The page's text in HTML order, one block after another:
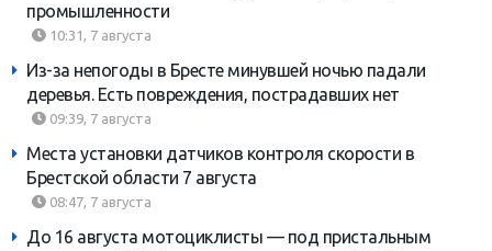
промышленности
10:31, 7 августа
Из-за непогоды в Бресте минувшей ночью падали
деревья. Есть повреждения, пострадавших нет
09:39, 7 августа
Места установки датчиков контроля скорости в
Брестской области 7 августа
08:47, 7 августа
До 16 августа мотоциклисты — под пристальным